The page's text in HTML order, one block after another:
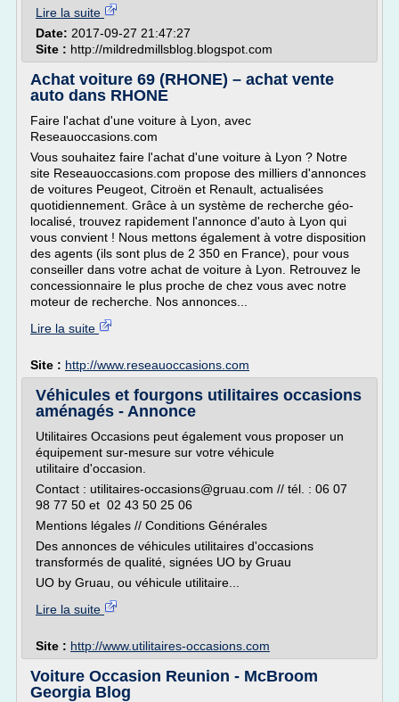
Lire la suite
Date: 2017-09-27 21:47:27
Site : http://mildredmillsblog.blogspot.com
Achat voiture 69 (RHONE) – achat vente
auto dans RHONE
Faire l'achat d'une voiture à Lyon, avec
Reseauoccasions.com
Vous souhaitez faire l'achat d'une voiture à Lyon ? Notre
site Reseauoccasions.com propose des milliers d'annonces
de voitures Peugeot, Citroën et Renault, actualisées
quotidiennement. Grâce à un système de recherche géo-
localisé, trouvez rapidement l'annonce d'auto à Lyon qui
vous convient ! Nous mettons également à votre disposition
des agents (ils sont plus de 2 350 en France), pour vous
conseiller dans votre achat de voiture à Lyon. Retrouvez le
concessionnaire le plus proche de chez vous avec notre
moteur de recherche. Nos annonces...
Lire la suite
Site : http://www.reseauoccasions.com
Véhicules et fourgons utilitaires occasions
aménagés - Annonce
Utilitaires Occasions peut également vous proposer un
équipement sur-mesure sur votre véhicule
utilitaire d'occasion.
Contact : utilitaires-occasions@gruau.com // tél. : 06 07
98 77 50 et 02 43 50 25 06
Mentions légales // Conditions Générales
Des annonces de véhicules utilitaires d'occasions
transformés de qualité, signées UO by Gruau
UO by Gruau, ou véhicule utilitaire...
Lire la suite
Site : http://www.utilitaires-occasions.com
Voiture Occasion Reunion - McBroom
Georgia Blog